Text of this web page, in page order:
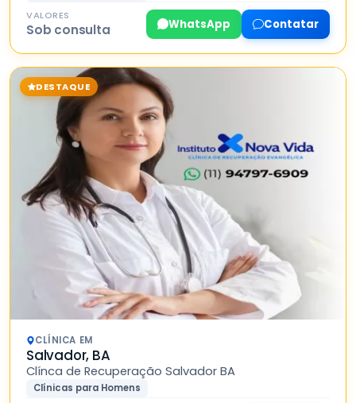
VALORES
Sob consulta WhatsApp Contatar
DESTAQUE
CLÍNICA EM
Salvador, BA
Clínca de Recuperação Salvador BA
Clínicas para Homens